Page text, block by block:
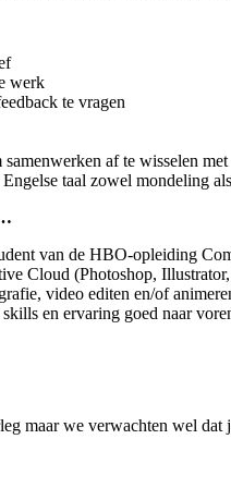
werk
te vragen
af te wisselen
Engelse taal zowel mondeling
van de HBO-opleiding
Cloud (Photoshop,
video editen en/of
en ervaring goed naar
maar we verwachten wel